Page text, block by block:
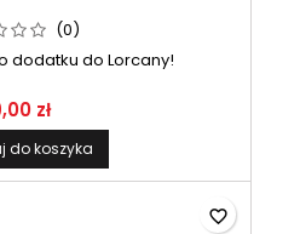
(0)
dodatku do Lorcany!
zł
do koszyka
favorite_border